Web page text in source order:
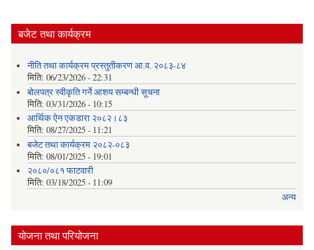
बजेट तथा कार्यक्रम
नीति तथा कार्यक्रम प्रस्तुतीकरण आ.व. २०८३-८४
मिति: 06/23/2026 - 22:31
बोलपत्र स्वीकृति गर्ने आशय सम्बन्धी सूचना
मिति: 03/31/2026 - 10:15
आर्थिक ऐन एकडारा २०८२।८३
मिति: 08/27/2025 - 11:21
बजेट तथा कार्यक्रम २०८२-०८३
मिति: 08/01/2025 - 19:01
२०८०/०८१ फाटवारी
मिति: 03/18/2025 - 11:09
अन्य
योजना तथा परियोजना